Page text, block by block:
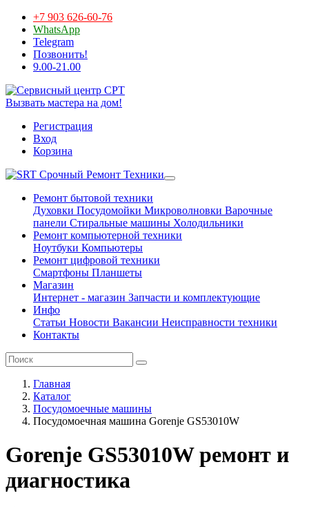
+7 903 626-60-76
WhatsApp
Telegram
Позвонить!
9.00-21.00
Вызвать мастера на дом!
Регистрация
Вход
Корзина
Срочный Ремонт Техники
Ремонт бытовой техники
Духовки Посудомойки Микроволновки Варочные
панели Стиральные машины Холодильники
Ремонт компьютерной техники
Ноутбуки Компьютеры
Ремонт цифровой техники
Смартфоны Планшеты
Магазин
Интернет - магазин Запчасти и комплектующие
Инфо
Статьи Новости Вакансии Неисправности техники
Контакты
Главная
Каталог
Посудомоечные машины
Посудомоечная машина Gorenje GS53010W
Gorenje GS53010W ремонт и
диагностика